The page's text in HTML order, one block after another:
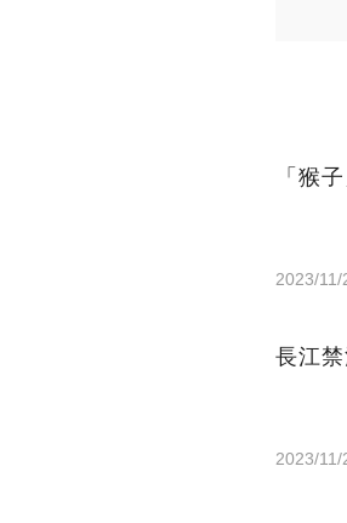
「猴
2023/11/
長江
2023/11/